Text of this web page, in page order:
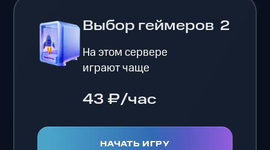
Выбор геймеров 2
На этом сервере
играют чаще
43 ₽/час
НАЧАТЬ ИГРУ